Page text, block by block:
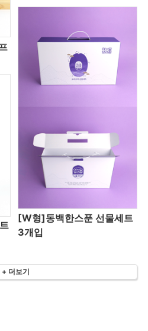
[W형]동백한스푼 선물세트
3개입
+ 더보기